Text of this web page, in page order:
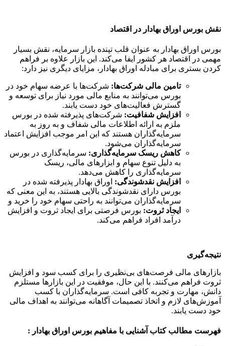
نقش بورس اوراق بهادار در اقتصاد
بورس اوراق بهادار به عنوان قلب تپنده بازار سرمایه، نقش بسیار
مهمی در اقتصاد هر کشور ایفا می‌کند. این بازار علاوه بر فراهم
کردن بستری برای مبادله اوراق بهادار، مزایای دیگری نیز دارد:
تامین مالی شرکت‌ها: شرکت‌ها با عرضه سهام خود در
بورس می‌توانند به منابع مالی مورد نیاز برای توسعه و
گسترش فعالیت‌های خود دست یابند.
افزایش شفافیت: شرکت‌های پذیرفته شده در بورس
ملزم به ارائه اطلاعات مالی شفاف و به روز به
سرمایه‌گذاران هستند که این امر موجب افزایش اعتماد
سرمایه‌گذاران می‌شود.
کاهش ریسک سرمایه‌گذاری: سرمایه‌گذاری در بورس
به دلیل تنوع سهام و ابزارهای مالی، ریسک
سرمایه‌گذاری را کاهش می‌دهد.
افزایش نقدشوندگی: اوراق بهادار پذیرفته شده در
بورس دارای نقدشوندگی بالایی هستند، به این معنی که
سرمایه‌گذاران می‌توانند به راحتی سهام خود را خرید و
ایجاد ثروت: بورس فرصتی برای ایجاد ثروت و افزایش
درآمد افراد فراهم می‌کند.
نتیجه‌گیری
بازارهای مالی فرصت‌های بی‌نظیری را برای کسب سود و افزایش
ثروت فراهم می‌کنند. با این حال، موفقیت در این بازارها مستلزم
دانش، مهارت و تجربه کافی است. سرمایه‌گذاران با کسب
آموزش‌های لازم و اتخاذ تصمیمات آگاهانه می‌توانند به اهداف مالی
خود دست یابند.
فهرست مطالب کتاب آشنایی با مفاهیم بورس اوراق بهادار :